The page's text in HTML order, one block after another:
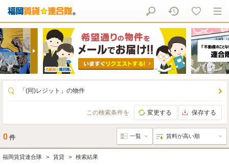
「(同)レジット」の物件
この検索条件を 変更する 保存する
0 件
福岡賃貸連合隊 賃貸 検索結果